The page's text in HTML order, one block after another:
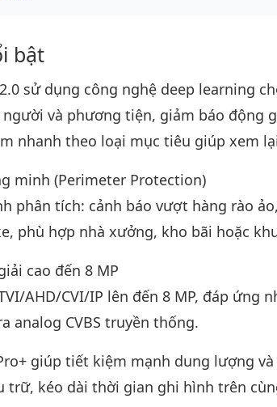
bật
sử dụng công nghệ deep learning
và phương tiện, giảm báo động
nhanh theo loại mục tiêu giúp xem
minh (Perimeter Protection)
phân tích: cảnh báo vượt hàng rào
phù hợp nhà xưởng, kho bãi hoặc
cao đến 8 MP
AHD/CVI/IP lên đến 8 MP, đáp ứng
analog CVBS truyền thống.
giúp tiết kiệm mạnh dung lượng
trữ, kéo dài thời gian ghi hình trên